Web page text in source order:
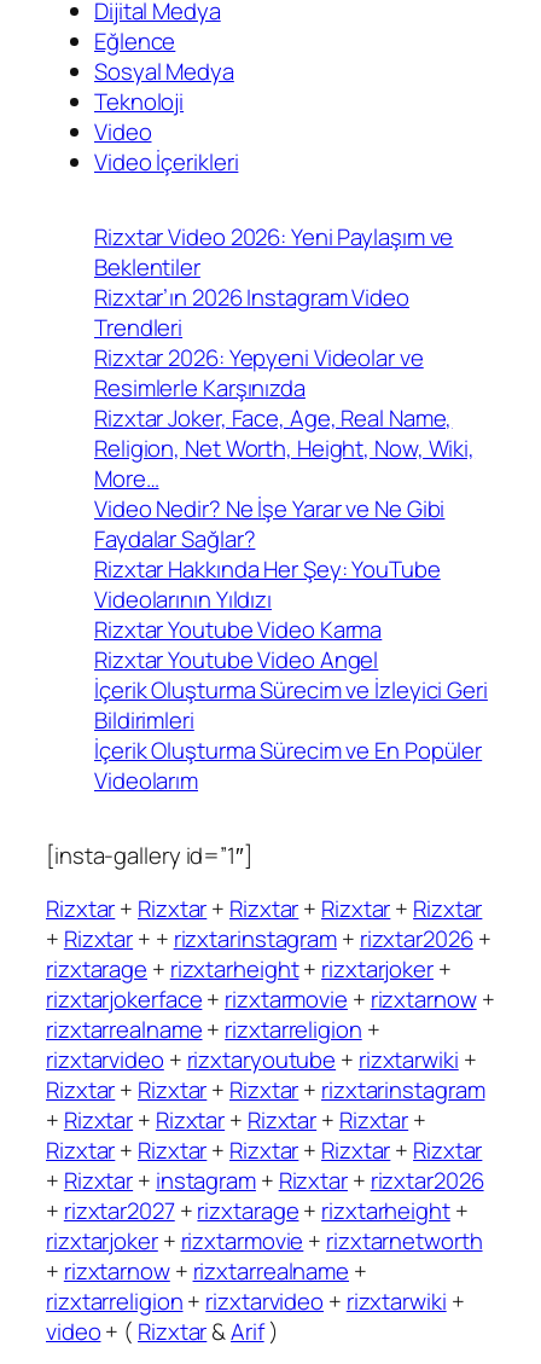
Dijital Medya
Eğlence
Sosyal Medya
Teknoloji
Video
Video İçerikleri
Rizxtar Video 2026: Yeni Paylaşım ve
Beklentiler
Rizxtar’ın 2026 Instagram Video
Trendleri
Rizxtar 2026: Yepyeni Videolar ve
Resimlerle Karşınızda
Rizxtar Joker, Face, Age, Real Name,
Religion, Net Worth, Height, Now, Wiki,
More…
Video Nedir? Ne İşe Yarar ve Ne Gibi
Faydalar Sağlar?
Rizxtar Hakkında Her Şey: YouTube
Videolarının Yıldızı
Rizxtar Youtube Video Karma
Rizxtar Youtube Video Angel
İçerik Oluşturma Sürecim ve İzleyici Geri
Bildirimleri
İçerik Oluşturma Sürecim ve En Popüler
Videolarım
[insta-gallery id=”1″]
Rizxtar+ Rizxtar+ Rizxtar+ Rizxtar+ Rizxtar
+ Rizxtar+ + rizxtarinstagram+ rizxtar2026+
rizxtarage + rizxtarheight+ rizxtarjoker+
rizxtarjokerface+ rizxtarmovie + rizxtarnow+
rizxtarrealname+ rizxtarreligion +
rizxtarvideo + rizxtaryoutube + rizxtarwiki +
Rizxtar+ Rizxtar+ Rizxtar+ rizxtarinstagram
+ Rizxtar+ Rizxtar+ Rizxtar+ Rizxtar+
Rizxtar+ Rizxtar+ Rizxtar+ Rizxtar+ Rizxtar
+ Rizxtar+ instagram+ Rizxtar+ rizxtar2026
+ rizxtar2027+rizxtarage+ rizxtarheight+
rizxtarjoker+ rizxtarmovie + rizxtarnetworth
+ rizxtarnow+ rizxtarrealname +
rizxtarreligion+ rizxtarvideo + rizxtarwiki +
video+ ( Rizxtar&Arif)